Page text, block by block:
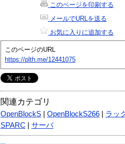
このページを印刷する
メールでURLを送る
お気に入りに追加する
このページのURL
https://plth.me/12441075
関連カテゴリ
OpenBlockS OpenBlockS266
ラッ
SPARC
サーバ